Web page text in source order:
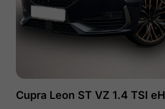
Cupra Leon ST VZ 1.4 TSI